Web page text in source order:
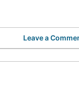
Leave a